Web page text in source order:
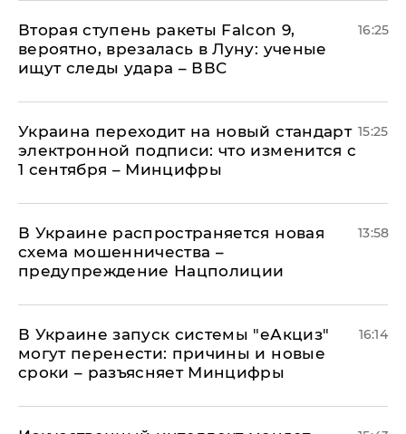
Вторая ступень ракеты Falcon 9,
вероятно, врезалась в Луну: ученые
ищут следы удара – ВВС
16:25
Украина переходит на новый стандарт
электронной подписи: что изменится с
1 сентября – Минцифры
15:25
В Украине распространяется новая
схема мошенничества –
предупреждение Нацполиции
13:58
В Украине запуск системы "еАкциз"
могут перенести: причины и новые
сроки – разъясняет Минцифры
16:14